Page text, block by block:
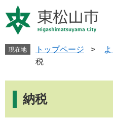
ー
ジ
す
ニ
ュ
し
現在地 トップページ >
税
納税